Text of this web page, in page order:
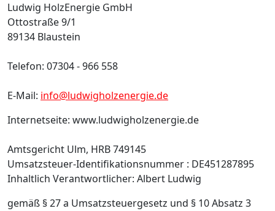
Ludwig HolzEnergie GmbH
Ottostraße 9/1
89134 Blaustein
Telefon: 07304 - 966 558
E-Mail: info@ludwigholzenergie.de
Internetseite: www.ludwigholzenergie.de
Amtsgericht Ulm, HRB 749145
Umsatzsteuer-Identifikationsnummer : DE451287895
Inhaltlich Verantwortlicher: Albert Ludwig
gemäß § 27 a Umsatzsteuergesetz und § 10 Absatz 3